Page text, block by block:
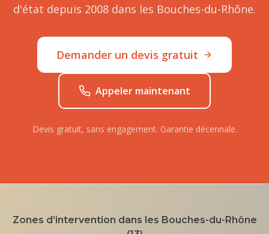
d'état depuis 2008 dans les Bouches-du-Rhône.
Demander un devis gratuit
Appeler maintenant
Devis gratuit, sans engagement. Garantie décennale.
Zones d’intervention dans les Bouches-du-Rhône